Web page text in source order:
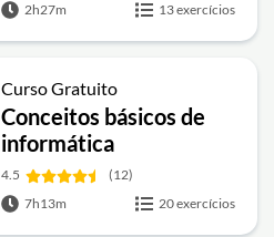
2h27m
13 exercícios
Curso Gratuito
Conceitos básicos de
informática
4.5
(12)
7h13m
20 exercícios